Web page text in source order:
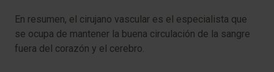
En resumen, el cirujano vascular es el especialista que
se ocupa de mantener la buena circulación de la sangre
fuera del corazón y el cerebro.